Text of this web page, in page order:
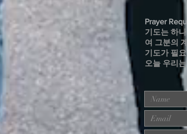
Prayer
기도는 하
여 그분의
기도가 필
오늘 우리